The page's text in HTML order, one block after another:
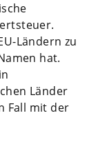
Ländern zu
hat.
Länder
Fall mit der